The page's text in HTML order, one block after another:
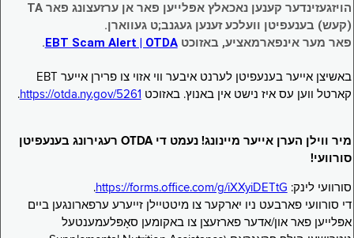
הויזגעזינדער קענען נאכאלץ אפּלייען פאר אן ערזעצונג פאר TA
(קעש) בענעפיטן וועלכע זענען געגנב;ט געווארן.
פאר מער אינפארמאציע, באזוכטEBT Scam Alert | OTDA
.
באשיצן אייער בענעפיטן לערנט איבער ווי אזוי צו פרירן אייער EBT
קארטל ווען עס איז נישט אין באנוץ. באזוכט https://otda.ny.gov/5261
.
מיר ווילן הערן אייער מיינונג! נעמט די OTDA רעגירונג בענעפיטן
סורוועי!
סורוועי לינק: https://forms.office.com/g/iXXyiDETtG
.
די סורוועי פארבעט ניו יארקער צו מיטטיילן זייערע ערפארונגען ביים
אפּלייען פאר און/אדער פארזעצן צו באקומען סאָפּלעמענטעל